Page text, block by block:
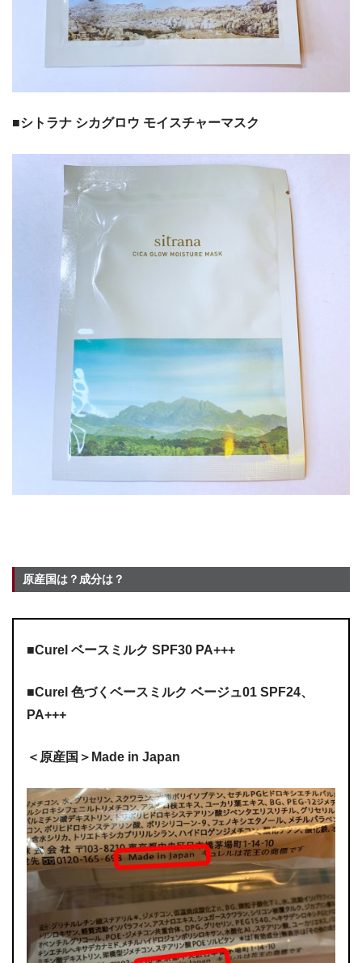
■シトラナ シカグロウ モイスチャーマスク
原産国は？成分は？
■Curel ベースミルク SPF30 PA+++
■Curel 色づくベースミルク ベージュ01 SPF24、
PA+++
＜原産国＞Made in Japan